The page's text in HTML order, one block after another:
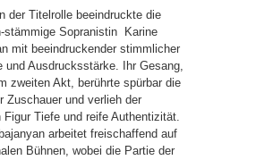
der Titelrolle beeindruckte die
stämmige Sopranistin Karine
mit beeindruckender stimmlicher
und Ausdrucksstärke. Ihr Gesang,
zweiten Akt, berührte spürbar die
Zuschauer und verlieh der
Figur Tiefe und reife Authentizität.
arbeitet freischaffend auf
Bühnen, wobei die Partie der